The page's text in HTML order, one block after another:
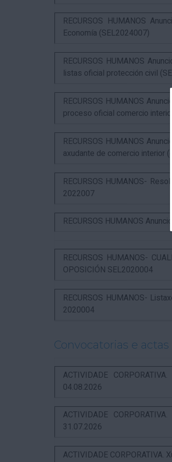
RECURSOS HUMANOS
Economía (SEL2024007)
RECURSOS HUMANOS
listas oficial protección civil
RECURSOS HUMANOS
proceso oficial comercio
RECURSOS HUMANOS
axudante de comercio interior
RECURSOS HUMANOS-
2022007
RECURSOS HUMANOS
RECURSOS HUMANOS-
OPOSICIÓN SEL2020004
RECURSOS HUMANOS-
2020004
Convocatorias e
ACTIVIDADE
04.08.2026
ACTIVIDADE
31.07.2026
ACTIVIDADE CORPORATIVA.